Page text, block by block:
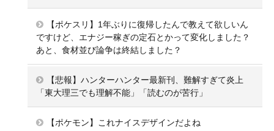
【ポケスリ】1年ぶりに復帰したんで教えて欲しいん
ですけど、エナジー稼ぎの定石とかって変化しました？
あと、食材並び論争は終結しました？
【悲報】ハンターハンター最新刊、難解すぎて炎上
「東大理三でも理解不能」「読むのが苦行」
【ポケモン】これナイスデザインだよね